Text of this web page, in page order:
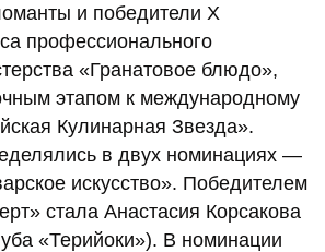
и победители X
профессионального
«Гранатовое блюдо»,
этапом к международному
Кулинарная Звезда».
в двух номинациях —
искусство». Победителем
стала Анастасия Корсакова
«Терийоки»). В номинации